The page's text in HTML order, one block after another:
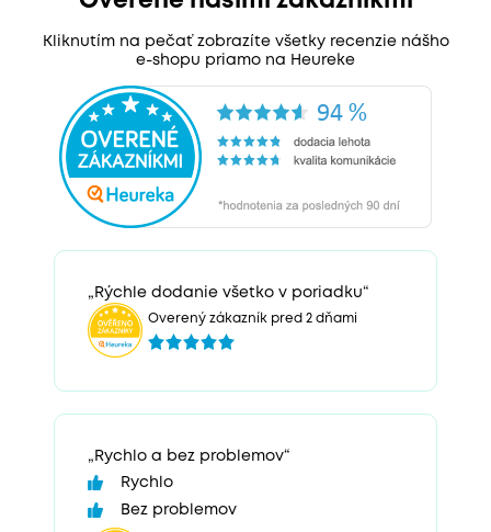
Kliknutím na pečať zobrazíte všetky recenzie nášho
e-shopu priamo na Heureke
„Rýchle dodanie všetko v poriadku“
Overený zákazník pred 2 dňami
„Rychlo a bez problemov“
Rychlo
Bez problemov